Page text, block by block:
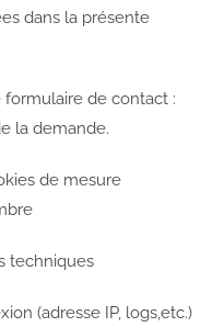
dans la présente
formulaire de contact :
la demande.
de mesure
techniques
(adresse IP, logs,etc.)